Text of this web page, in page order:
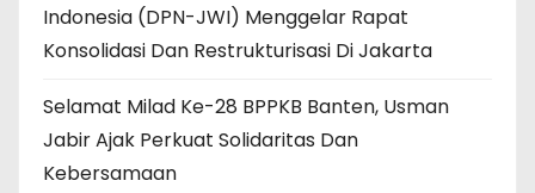
Indonesia (DPN-JWI) Menggelar Rapat
Konsolidasi Dan Restrukturisasi Di Jakarta
Selamat Milad Ke-28 BPPKB Banten, Usman
Jabir Ajak Perkuat Solidaritas Dan
Kebersamaan